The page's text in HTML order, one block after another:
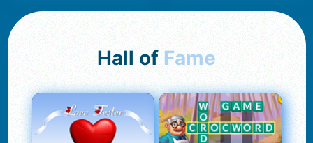
Hall of Fame